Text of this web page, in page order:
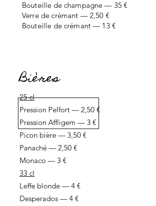
Bouteille de champagne — 35 €
Verre de crémant — 2,50 €
Bouteille de crémant — 13 €
25 cl
Pression Pelfort — 2,50 €
Pression Affligem — 3 €
Picon bière — 3,50 €
Panaché — 2,50 €
Monaco — 3 €
33 cl
Leffe blonde — 4 €
Desperados — 4 €
Bières